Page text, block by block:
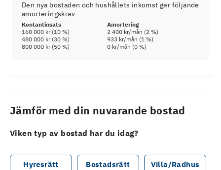
Den nya bostaden och hushållets inkomst ger följande
amorteringskrav
Kontantinsats
Amortering
160 000 kr(10 %) 2 400 kr/mån (2 %)
480 000 kr(30 %) 933 kr/mån (1 %)
800 000 kr(50 %) 0 kr/mån (0 %)
Jämför med din nuvarande bostad
Viken typ av bostad har du idag?
Hyresrätt Bostadsrätt Villa/Radhus